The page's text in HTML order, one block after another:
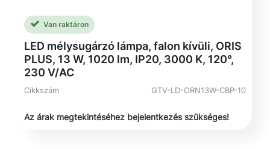
Van raktáron
LED mélysugárzó lámpa, falon kívüli, ORIS
PLUS, 13 W, 1020 lm, IP20, 3000 K, 120°,
230 V/AC
Cikkszám GTV-LD-ORN13W-CBP-10
Az árak megtekintéséhez bejelentkezés szükséges!